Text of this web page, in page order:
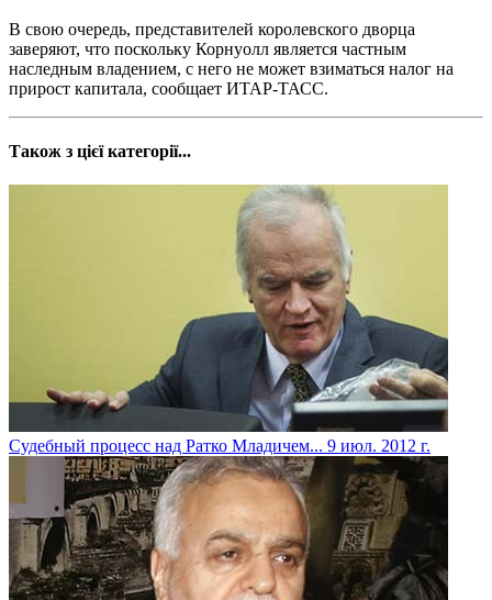
В свою очередь, представителей королевского дворца
заверяют, что поскольку Корнуолл является частным
наследным владением, с него не может взиматься налог на
прирост капитала, сообщает ИТАР-ТАСС.
Також з цієї категорії...
Судебный процесс над Ратко Младичем... 9 июл. 2012 г.